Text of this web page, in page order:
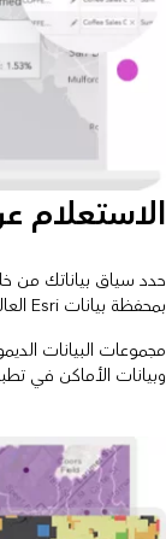
الاستعلام
حدد سياق بياناتك من
بمحفظة بيانات Esri العالمية الشاملة لدمج
مجموعات البيانات
وبيانات الأماكن في